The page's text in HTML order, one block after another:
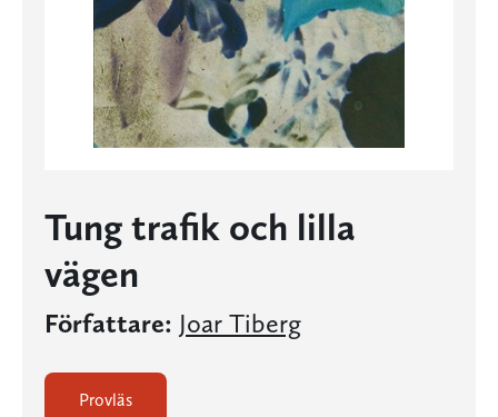
Tung trafik och lilla
vägen
Författare: Joar Tiberg
Provläs